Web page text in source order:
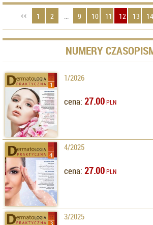
1 2 ... 9 10 11 12 13 14
NUMERY
1/2026
cena: 27.00PLN
4/2025
cena: 27.00PLN
3/2025